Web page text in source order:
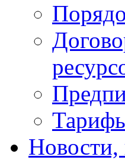
Новости,